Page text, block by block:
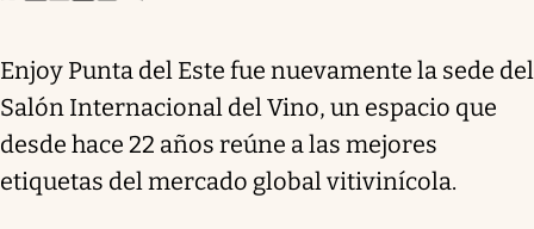
Enjoy Punta del Este fue nuevamente la sede del
Salón Internacional del Vino, un espacio que
desde hace 22 años reúne a las mejores
etiquetas del mercado global vitivinícola.